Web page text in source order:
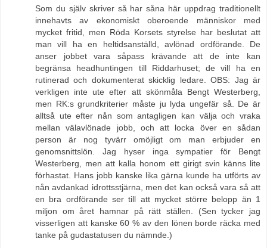
Som du själv skriver så har såna här uppdrag traditionellt
innehavts av ekonomiskt oberoende människor med
mycket fritid, men Röda Korsets styrelse har beslutat att
man vill ha en heltidsanställd, avlönad ordförande. De
anser jobbet vara såpass krävande att de inte kan
begränsa headhuntingen till Riddarhuset; de vill ha en
rutinerad och dokumenterat skicklig ledare. OBS: Jag är
verkligen inte ute efter att skönmåla Bengt Westerberg,
men RK:s grundkriterier måste ju lyda ungefär så. De är
alltså ute efter nån som antagligen kan välja och vraka
mellan välavlönade jobb, och att locka över en sådan
person är nog tyvärr omöjligt om man erbjuder en
genomsnittslön. Jag hyser inga sympatier för Bengt
Westerberg, men att kalla honom ett girigt svin känns lite
förhastat. Hans jobb kanske lika gärna kunde ha utförts av
nån avdankad idrottsstjärna, men det kan också vara så att
en bra ordförande ser till att mycket större belopp än 1
miljon om året hamnar på rätt ställen. (Sen tycker jag
visserligen att kanske 60 % av den lönen borde räcka med
tanke på gudastatusen du nämnde.)